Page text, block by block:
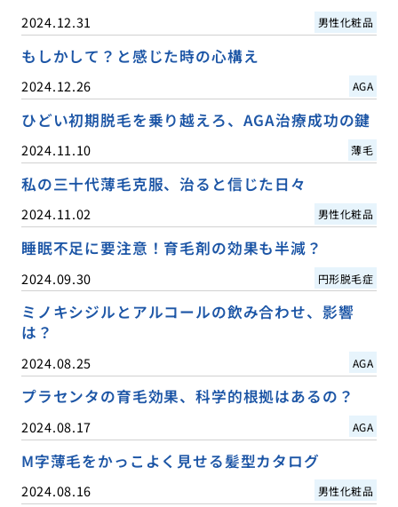
2024.12.31 男性化粧品
もしかして？と感じた時の心構え
2024.12.26 AGA
ひどい初期脱毛を乗り越えろ、AGA治療成功の鍵
2024.11.10 薄毛
私の三十代薄毛克服、治ると信じた日々
2024.11.02 男性化粧品
睡眠不足に要注意！育毛剤の効果も半減？
2024.09.30 円形脱毛症
ミノキシジルとアルコールの飲み合わせ、影響
は？
2024.08.25 AGA
プラセンタの育毛効果、科学的根拠はあるの？
2024.08.17 AGA
M字薄毛をかっこよく見せる髪型カタログ
2024.08.16 男性化粧品